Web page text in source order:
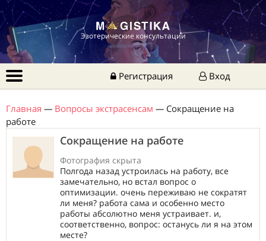
Эзотерические консультации
Регистрация Вход
Главная — Вопросы экстрасенсам — Сокращение на
работе
Сокращение на работе
Фотография скрыта
Полгода назад устроилась на работу, все
замечательно, но встал вопрос о
оптимизации. очень переживаю не сократят
ли меня? работа сама и особенно место
работы абсолютно меня устраивает. и,
соответственно, вопрос: останусь ли я на этом
месте?